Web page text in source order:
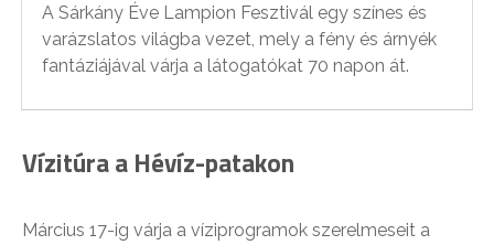
A Sárkány Éve Lampion Fesztivál egy színes és
varázslatos világba vezet, mely a fény és árnyék
fantáziájával várja a látogatókat 70 napon át.
Vízitúra a Hévíz-patakon
Március 17-ig várja a víziprogramok szerelmeseit a